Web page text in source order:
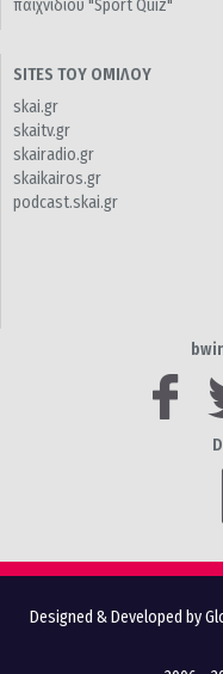
παιχνιδιού "Sport Quiz"
SITES ΤΟΥ ΟΜΙΛΟΥ
skai.gr
skaitv.gr
skairadio.gr
skaikairos.gr
podcast.skai.gr
Designed & Developed by